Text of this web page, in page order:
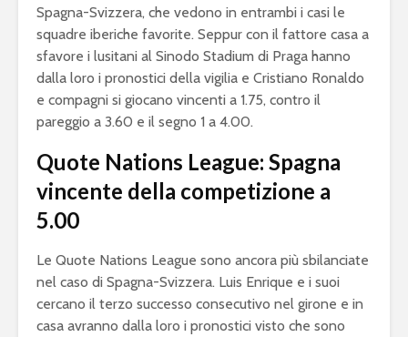
Spagna-Svizzera, che vedono in entrambi i casi le
squadre iberiche favorite. Seppur con il fattore casa a
sfavore i lusitani al Sinodo Stadium di Praga hanno
dalla loro i pronostici della vigilia e Cristiano Ronaldo
e compagni si giocano vincenti a 1.75, contro il
pareggio a 3.60 e il segno 1 a 4.00.
Quote Nations League: Spagna
vincente della competizione a
5.00
Le Quote Nations League sono ancora più sbilanciate
nel caso di Spagna-Svizzera. Luis Enrique e i suoi
cercano il terzo successo consecutivo nel girone e in
casa avranno dalla loro i pronostici visto che sono